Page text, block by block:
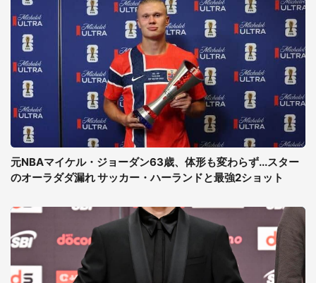
元NBAマイケル・ジョーダン63歳、体形も変わらず...スター
のオーラダダ漏れ サッカー・ハーランドと最強2ショット